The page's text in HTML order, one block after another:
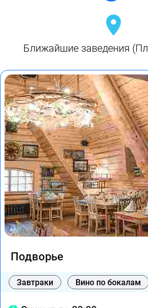
Ближайшие заведения
Подворье
Завтраки Вино по бокалам